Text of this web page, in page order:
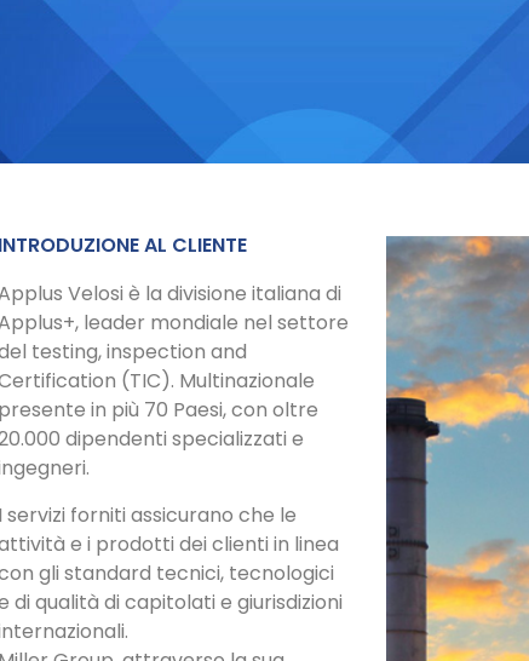
INTRODUZIONE AL CLIENTE
Velosi è la divisione italiana di
leader mondiale nel settore
testing, inspection and
(TIC). Multinazionale
presente in più 70 Paesi, con oltre
dipendenti specializzati e
I servizi forniti assicurano che le
e i prodotti dei clienti in linea
gli standard tecnici, tecnologici
di qualità di capitolati e giurisdizioni